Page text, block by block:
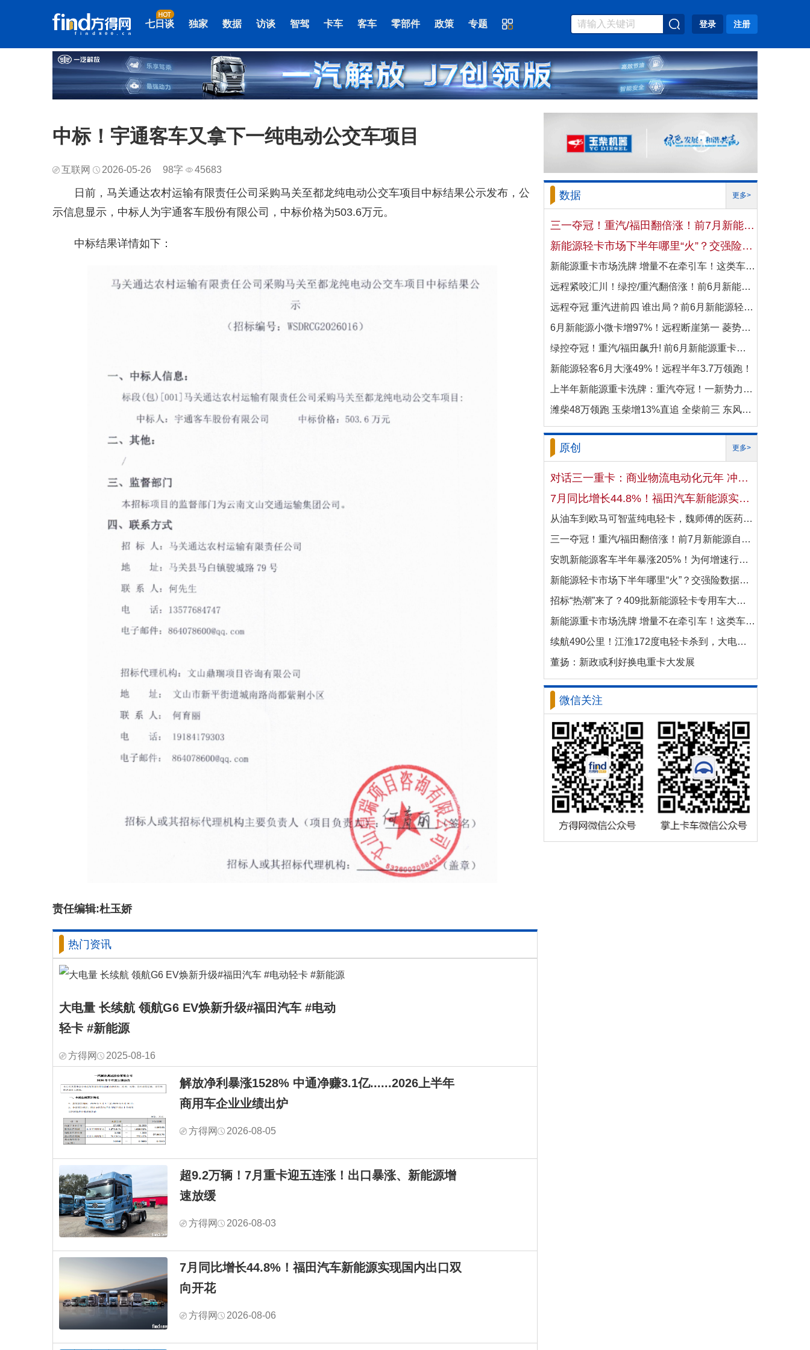
七日谈 独家 数据 访谈 智驾 卡车 客车 零部件 政策 专题 登录 注册
中标！宇通客车又拿下一纯电动公交车项目
互联网 2026-05-26 98字 45683
日前，马关通达农村运输有限责任公司采购马关至都龙纯电动公交车项目中标结果公示发布，公
示信息显示，中标人为宇通客车股份有限公司，中标价格为503.6万元。
中标结果详情如下：
责任编辑:杜玉娇
热门资讯
大电量 长续航 领航G6 EV焕新升级#福田汽车 #电动
轻卡 #新能源
方得网 2025-08-16
解放净利暴涨1528% 中通净赚3.1亿......2026上半年
商用车企业业绩出炉
方得网 2026-08-05
超9.2万辆！7月重卡迎五连涨！出口暴涨、新能源增
速放缓
方得网 2026-08-03
7月同比增长44.8%！福田汽车新能源实现国内出口双
向开花
方得网 2026-08-06
数据 更多>
三一夺冠！重汽/福田翻倍涨！前7月新能源自卸车大增106%！
新能源轻卡市场下半年哪里“火”？交强险数据揭秘机会
新能源重卡市场洗牌 增量不在牵引车！这类车增速破100%
远程紧咬汇川！绿控/重汽翻倍涨！前6月新能源商用车电机十强生变！
远程夺冠 重汽进前四 谁出局？前6月新能源轻卡电机十强洗牌！
6月新能源小微卡增97%！远程断崖第一 菱势暴涨337%进前三 比亚迪杀进前七
绿控夺冠！重汽/福田飙升! 前6月新能源重卡电机十强变阵！
新能源轻客6月大涨49%！远程半年3.7万领跑！
上半年新能源重卡洗牌：重汽夺冠！一新势力千倍暴涨！
潍柴48万领跑 玉柴增13%直追 全柴前三 东风康明斯进前六 上半年柴油机增10.7
原创 更多>
对话三一重卡：商业物流电动化元年 冲刺4万辆目标！
7月同比增长44.8%！福田汽车新能源实现国内出口双向开花
从油车到欧马可智蓝纯电轻卡，魏师傅的医药配送日子越过越省心
三一夺冠！重汽/福田翻倍涨！前7月新能源自卸车大增106%！
安凯新能源客车半年暴涨205%！为何增速行业第一？
新能源轻卡市场下半年哪里“火”？交强险数据揭秘机会
招标“热潮”来了？409批新能源轻卡专用车大批量上新！
新能源重卡市场洗牌 增量不在牵引车！这类车增速破100%
续航490公里！江淮172度电轻卡杀到，大电量时代来了？
董扬：新政或利好换电重卡大发展
微信关注